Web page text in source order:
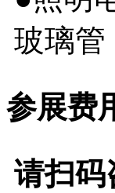
玻璃管
参展费
请扫码